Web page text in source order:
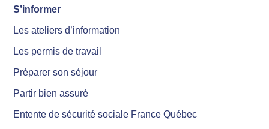
S’informer
Les ateliers d’information
Les permis de travail
Préparer son séjour
Partir bien assuré
Entente de sécurité sociale France Québec